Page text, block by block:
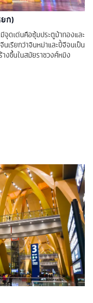
ก)
จุดเด่นคือซุ้มประตูม้าทองและ
เรียกว่าจินหม่าและปี้จีจนเป็น
งขึ้นในสมัยราชวงศ์หมิง